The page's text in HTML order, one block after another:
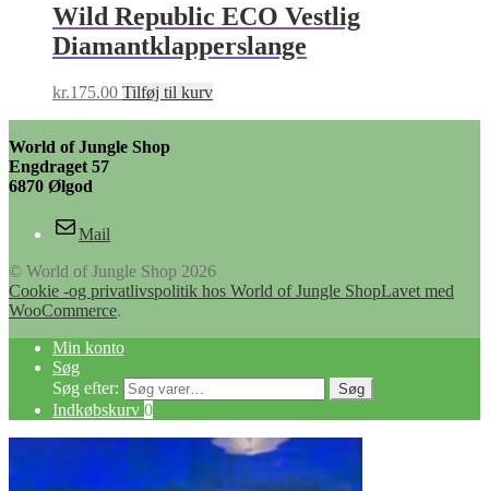
Wild Republic ECO Vestlig
Diamantklapperslange
kr.175.00 Tilføj til kurv
World of Jungle Shop
Engdraget 57
6870 Ølgod
Mail
© World of Jungle Shop 2026
Cookie -og privatlivspolitik hos World of Jungle ShopLavet med
WooCommerce.
Min konto
Søg
Søg efter:
Søg
Indkøbskurv 0